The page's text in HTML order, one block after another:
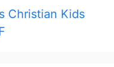
Christian Kids